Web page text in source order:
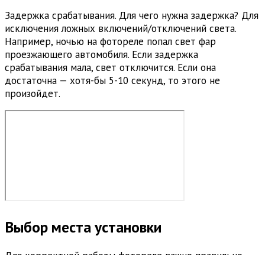
Задержка срабатывания. Для чего нужна задержка? Для
исключения ложных включений/отключений света.
Например, ночью на фотореле попал свет фар
проезжающего автомобиля. Если задержка
срабатывания мала, свет отключится. Если она
достаточна — хотя-бы 5-10 секунд, то этого не
произойдет.
Выбор места установки